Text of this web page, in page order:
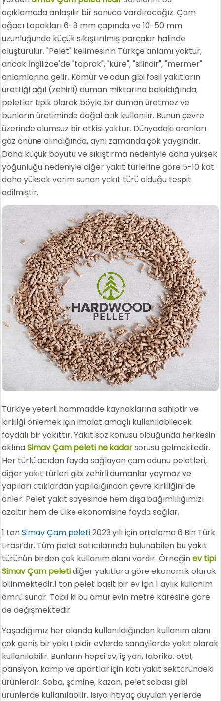
açıklamada anlaşılır bir sonuca vardıracağız. Çam
ağacı topakları 6-8 mm çapında ve 10-50 mm
uzunluğunda küçük sıkıştırılmış parçalar halinde
oluşturulur. "Pelet" kelimesinin Türkçe anlamı yoktur,
ancak İngilizce'de "toprak", "küre", "silindir", "mermer"
anlamlarına gelir. Kömür ve odun gibi fosil yakıtların
ürettiği ağıl (zehirli) duman miktarına bakıldığında,
peletler tipik olarak böyle bir duman üretmez ve
bunların üretiminde doğal atık kullanılır. Bunun çevre
üzerinde olumsuz bir etkisi yoktur. Dünyadaki oranları
göz önüne alındığında, aynı zamanda çok yaygındır.
Daha küçük boyutu ve sıkıştırma nedeniyle daha yüksek
yoğunluğu nedeniyle diğer yakıt türlerine göre 5-10 kat
daha yüksek verim sunan yakıt türü olduğu tespit
edilmiştir.
Türkiye yeterli hammadde kaynaklarına sahiptir ve
kirliliği önlemek için imalat amaçlı kullanılabilecek
faydalı bir yakıttır. Yakıt söz konusu olduğunda herkesin
aklınaSimav Çam peleti ne kadarsorusu gelmektedir.
Her türlü acıdan fayda sağlayan çam odunu peletleri,
diğer yakıt türleri gibi zehirli dumanlar yaymaz ve
yapıları atıklardan yapıldığından çevre kirliliğini de
önler. Pelet yakıt sayesinde hem dışa bağımlılığımızı
azaltır hem de ülke ekonomisine fayda sağlar.
1 tonSimav Çam peleti2023 yılı için ortalama 6 Bin Türk
Lirası’dır. Tüm pelet satıcılarında bulunabilen bu yakıt
türünün birden çok kullanım alanı vardır. Örneğinev tipi
Simav Çam peletidiğer yakıtlara göre ekonomik olarak
bilinmektedir.1 ton pelet basit bir ev için 1 aylık kullanım
ömrü sunar. Tabii ki bu ömür evin metre karesine göre
de değişmektedir.
Yaşadığımız her alanda kullanıldığından kullanım alanı
çok geniş bir yakı tipidir evlerde sanayilerde yakıt olarak
kullanılabilir. Bunların hepsi ev, iş yeri, fabrika, otel,
pansiyon, kamp ve apartlar için katı yakıt sektöründeki
ürünlerdir. Soba, şömine, kazan, pelet sobası gibi
ürünlerde kullanılabilir. Isıya ihtiyaç duyulan yerlerde